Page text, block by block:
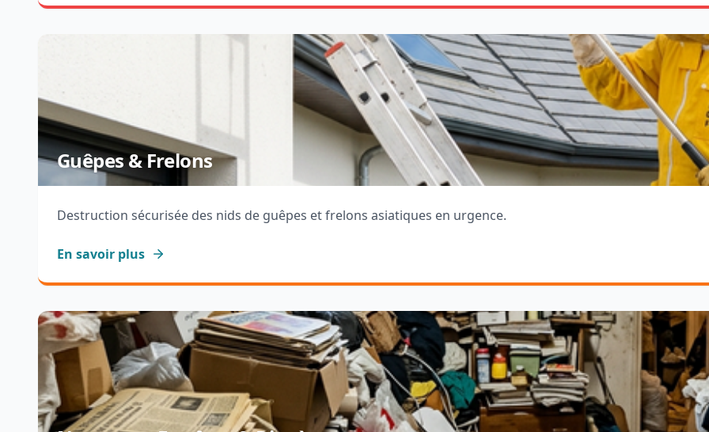
Guêpes & Frelons
Destruction sécurisée des nids de guêpes et frelons asiatiques en urgence.
En savoir plus